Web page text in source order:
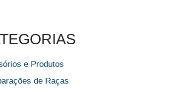
e Produtos
de Raças